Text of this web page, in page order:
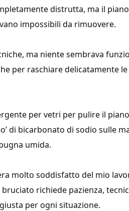
distrutta, ma il
impossibili da rimuovere.
ma niente sembrava
per raschiare delicatamente
per vetri per pulire il
di bicarbonato di sodio sulle
umida.
molto soddisfatto del mio
richiede pazienza,
per ogni situazione.